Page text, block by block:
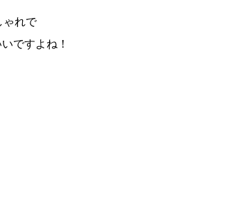
ゃれで
ですよね！